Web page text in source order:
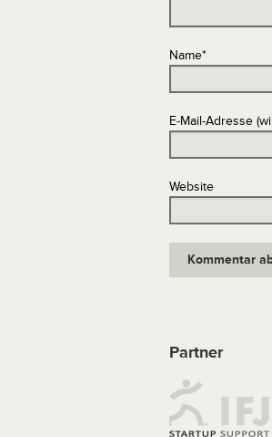
Name*
E-Mail-Adresse
Website
Partner